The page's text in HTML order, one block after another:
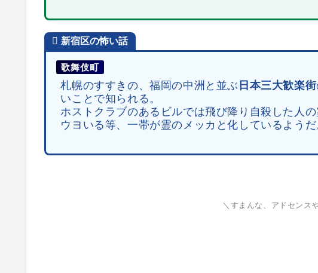
新宿区の怖い話
歌舞伎町
札幌のすすきの、福岡の中洲と並ぶ 日本三大歓楽街
いことで知られる。
ホストクラブのあるビルでは飛び降り自殺した人
ウヨいる等、一帯が霊のメッカと化しているようだ
＼すまんな、アドセンス